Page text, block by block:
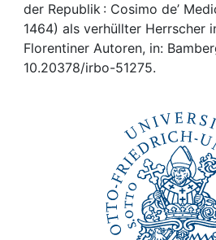
Help
der Republik : Cosimo de’
1464) als verhüllter Herrscher
Florentiner Autoren, in:
10.20378/irbo-51275.